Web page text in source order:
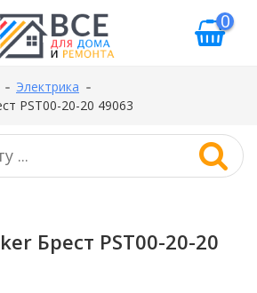
0
Электрика
PST00-20-20 49063
Брест PST00-20-20